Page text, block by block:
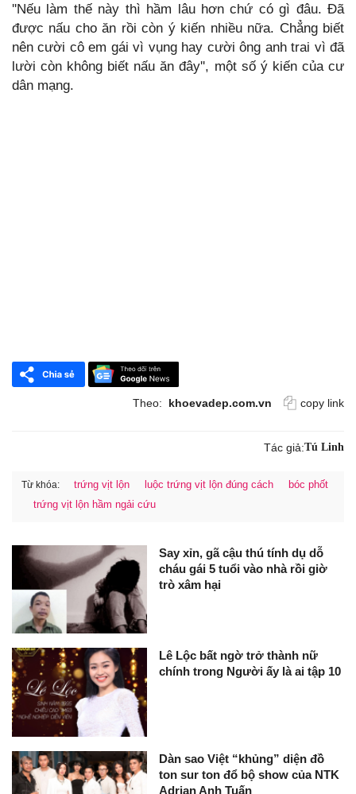
''Nếu làm thế này thì hầm lâu hơn chứ có gì đâu. Đã
được nấu cho ăn rồi còn ý kiến nhiều nữa. Chẳng biết
nên cười cô em gái vì vụng hay cười ông anh trai vì đã
lười còn không biết nấu ăn đây'', một số ý kiến của cư
dân mạng.
Theo: khoevadep.com.vn copy link
Tác giả:Tú Linh
Từ khóa: trứng vịt lộn luộc trứng vịt lộn đúng cách
bóc phốt
trứng vịt lộn hầm ngải cứu
Say xỉn, gã cậu thú tính dụ dỗ
cháu gái 5 tuổi vào nhà rồi giờ
trò xâm hại
Lê Lộc bất ngờ trở thành nữ
chính trong Người ấy là ai tập 10
Dàn sao Việt “khủng” diện đồ
ton sur ton đổ bộ show của NTK
Adrian Anh Tuấn